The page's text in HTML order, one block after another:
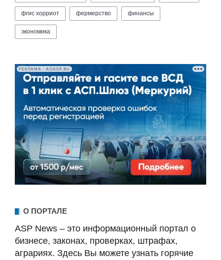
фгис хорриот фермерство финансы
экономика
РЕКЛАМА • AOASP.RU
О ПОРТАЛЕ
ASP News – это информационный портал о
бизнесе, законах, проверках, штрафах,
аграриях. Здесь Вы можете узнать горячие